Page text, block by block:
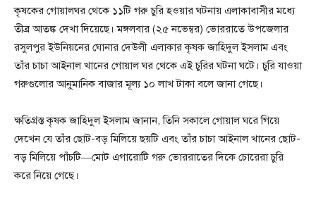
কৃষকের গোয়ালঘর থেকে ১১টি গরু চুরি হওয়ার ঘটনায় এলাকাবাসীর মধ্যে
তীব্র আতঙ্ক দেখা দিয়েছে। মঙ্গলবার (২৫ নভেম্বর) ভোররাতে উপজেলার
রসুলপুর ইউনিয়নের ঘোনার দেউলী এলাকার কৃষক জাহিদুল ইসলাম এবং
তাঁর চাচা আইনাল খানের গোয়াল ঘর থেকে এই চুরির ঘটনা ঘটে। চুরি যাওয়া
গরুগুলোর আনুমানিক বাজার মূল্য ১০ লাখ টাকা বলে জানা গেছে।
ক্ষতিগ্রস্ত কৃষক জাহিদুল ইসলাম জানান, তিনি সকালে গোয়াল ঘরে গিয়ে
দেখেন যে তাঁর ছোট-বড় মিলিয়ে ছয়টি এবং তাঁর চাচা আইনাল খানের ছোট-
বড় মিলিয়ে পাঁচটি—মোট এগারোটি গরু ভোররাতের দিকে চোরেরা চুরি
করে নিয়ে গেছে।